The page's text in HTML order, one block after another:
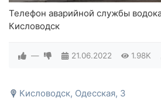
Телефон аварийной службы
Кисловодск
— 21.06.2022 1.98K
Кисловодск, Одесская, 3